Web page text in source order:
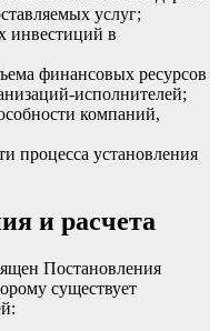
услуг;
инвестиций в
финансовых ресурсов
исполнителей;
компаний,
процесса установления
и расчета
Постановления
существует